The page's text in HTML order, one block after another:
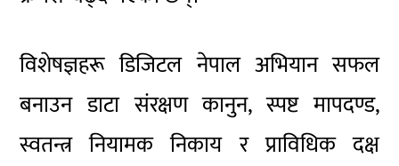
विशेषज्ञहरू डिजिटल नेपाल अभियान सफल
बनाउन डाटा संरक्षण कानुन, स्पष्ट मापदण्ड,
स्वतन्त्र नियामक निकाय र प्राविधिक दक्ष